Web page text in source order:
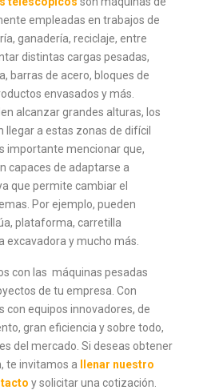
empleadas en trabajos de
ganadería, reciclaje, entre
distintas cargas pesadas,
barras de acero, bloques de
envasados y más.
alcanzar grandes alturas, los
llegar a estas zonas de difícil
importante mencionar que,
capaces de adaptarse a
que permite cambiar el
Por ejemplo, pueden
plataforma, carretilla
excavadora y mucho más.
con las máquinas pesadas
de tu empresa. Con
con equipos innovadores, de
gran eficiencia y sobre todo,
del mercado. Si deseas obtener
te invitamos a
llenar nuestro
y solicitar una cotización.